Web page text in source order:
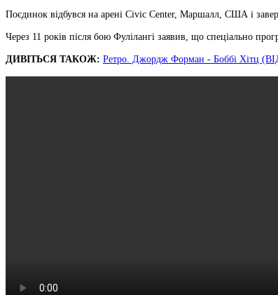
Поєдинок відбувся на арені Civic Center, Маршалл, США і
Через 11 років після бою Фулілангі заявив, що спеціально
ДИВІТЬСЯ ТАКОЖ: Ретро. Джордж Форман - Боббі Хітц